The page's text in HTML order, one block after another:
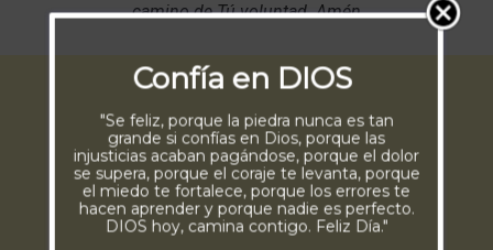
camino de Tú voluntad. Amén
Confía en DIOS
"Se feliz, porque la piedra nunca es tan
grande si confías en Dios, porque las
injusticias acaban pagándose, porque el dolor
se supera, porque el coraje te levanta, porque
el miedo te fortalece, porque los errores te
hacen aprender y porque nadie es perfecto.
DIOS hoy, camina contigo. Feliz Día."